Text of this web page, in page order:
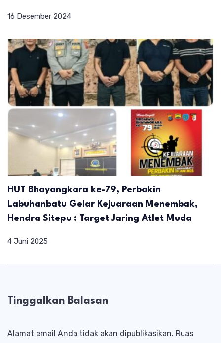
16 Desember 2024
HUT Bhayangkara ke-79, Perbakin
Labuhanbatu Gelar Kejuaraan Menembak,
Hendra Sitepu : Target Jaring Atlet Muda
4 Juni 2025
Tinggalkan Balasan
Alamat email Anda tidak akan dipublikasikan. Ruas